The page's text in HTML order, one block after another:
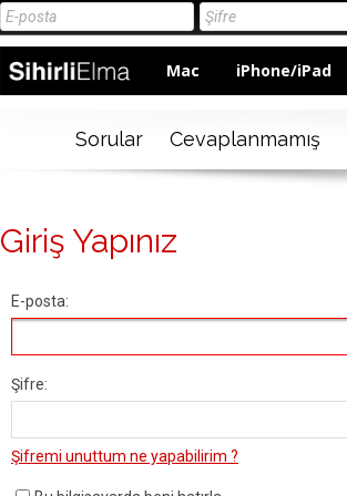
Mac iPhone/iPad
Sorular Cevaplanmamış
Giriş Yapınız
E-posta:
Şifre:
Şifremi unuttum ne yapabilirim ?